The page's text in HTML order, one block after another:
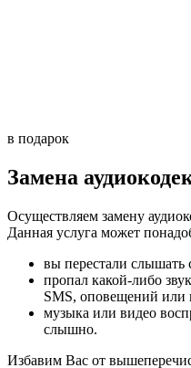
в подарок
Замена
Осуществляем замену
Данная услуга может
вы перестали слышать
пропал какой-либо
SMS, оповещений или
музыка или видео
слышно.
Избавим Вас от